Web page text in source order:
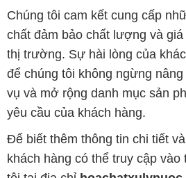
Chúng tôi cam kết cung cấp
chất đảm bảo chất lượng và
thị trường. Sự hài lòng của
để chúng tôi không ngừng
vụ và mở rộng danh mục sản
yêu cầu của khách hàng.
Để biết thêm thông tin chi tiết
khách hàng có thể truy cập vào